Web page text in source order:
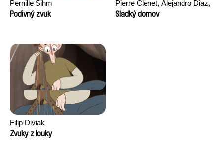
Pernille Sihm
Podivný zvuk
Pierre Clenet, Alejandro Diaz,
Romain Mazevet, Stéphane
Sladký domov
Filip Diviak
Zvuky z louky